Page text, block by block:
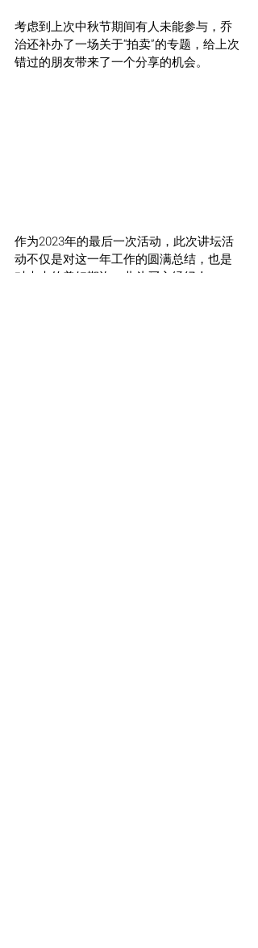
考虑到上次中秋节期间有人未能参与，乔
治还补办了一场关于“拍卖”的专题，给上次
错过的朋友带来了一个分享的机会。
作为2023年的最后一次活动，此次讲坛活
动不仅是对这一年工作的圆满总结，也是
对未来的美好期许。北斗买方经纪人